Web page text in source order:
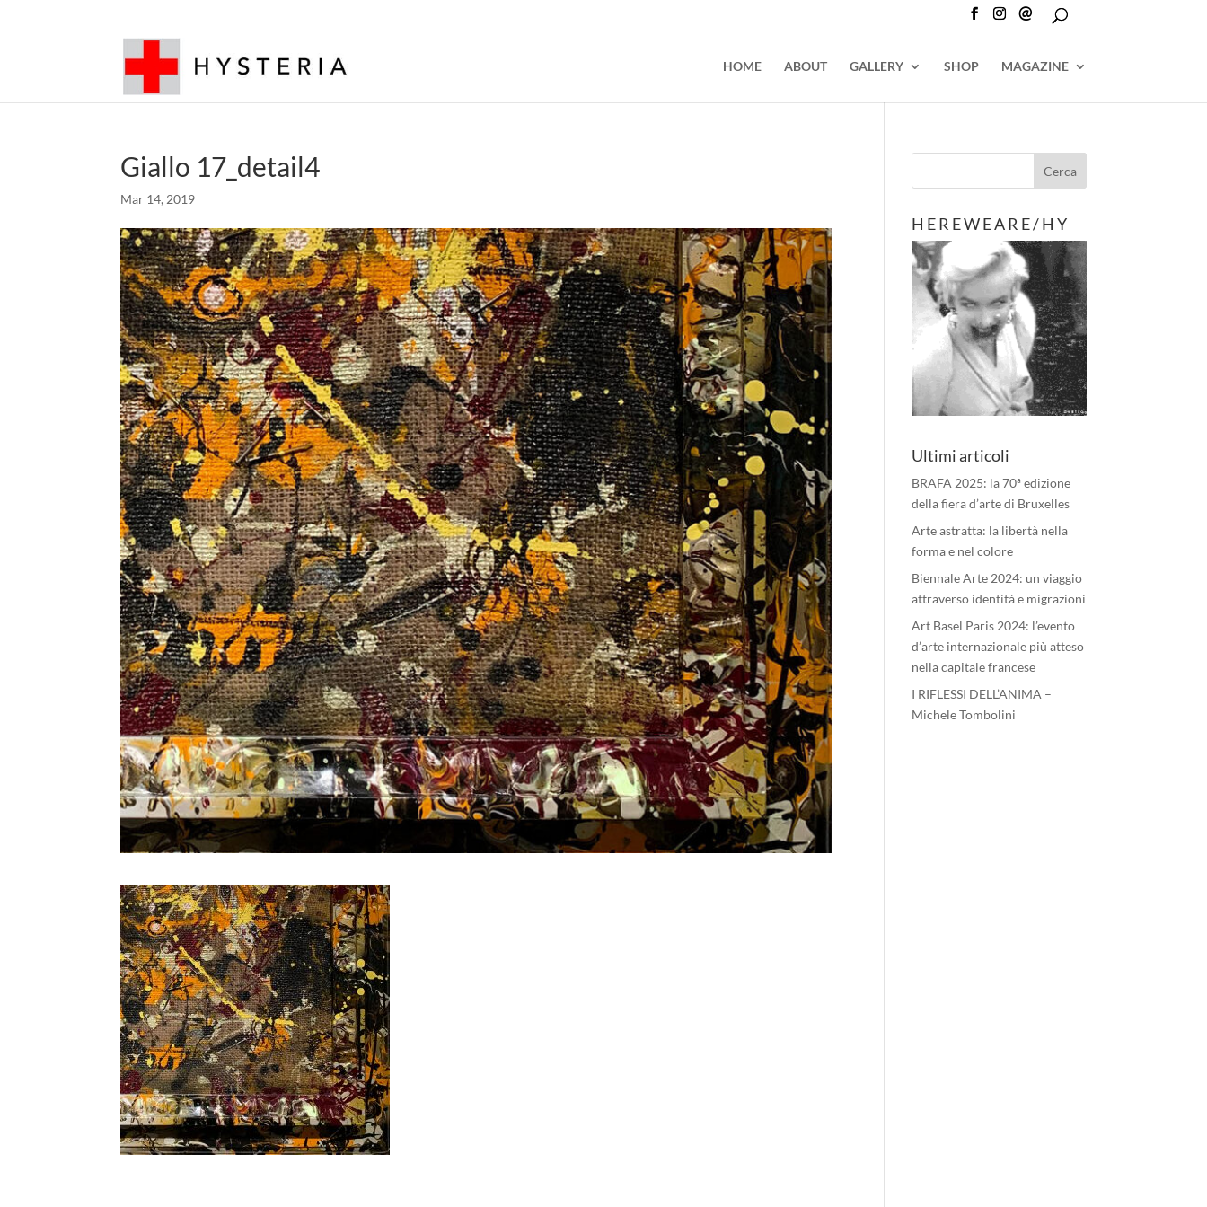
@
HOME ABOUT GALLERY SHOP MAGAZINE
Giallo 17_detail4
Mar 14, 2019
H E R E W E A R E / H Y
Ultimi articoli
BRAFA 2025: la 70ª edizione
della fiera d’arte di Bruxelles
Arte astratta: la libertà nella
forma e nel colore
Biennale Arte 2024: un viaggio
attraverso identità e migrazioni
Art Basel Paris 2024: l’evento
d’arte internazionale più atteso
nella capitale francese
I RIFLESSI DELL’ANIMA –
Michele Tombolini